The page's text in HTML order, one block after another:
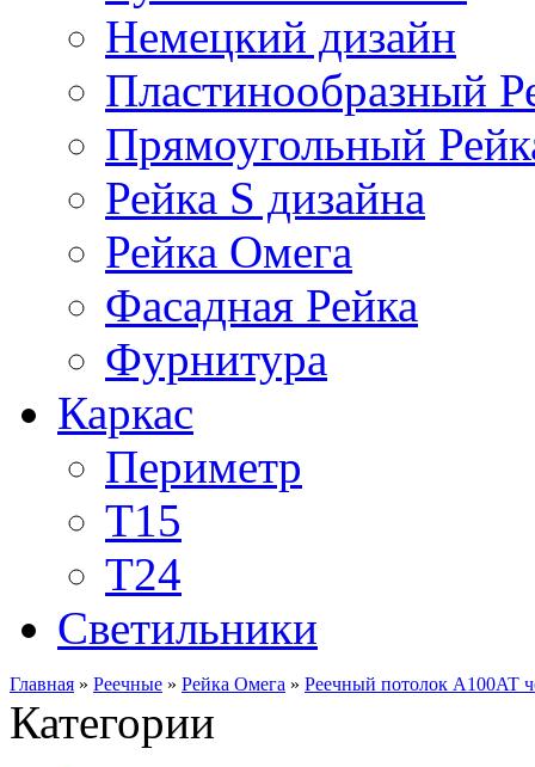
Немецкий дизайн
Пластинообразный
Прямоугольный
Рейка S дизайна
Рейка Омега
Фасадная Рейка
Фурнитура
Каркас
Периметр
Т15
Т24
Светильники
Главная » Реечные » Рейка Омега » Реечный потолок A100AT
Категории